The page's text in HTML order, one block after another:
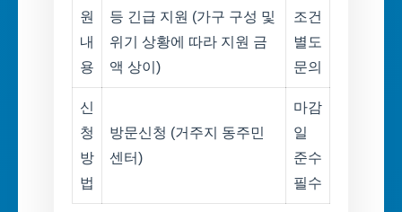
원
내
용
등 긴급 지원 (가구 구성 및
위기 상황에 따라 지원 금
액 상이)
조건
별도
문의
신
청
방
법
방문신청 (거주지 동주민
센터)
마감
일
준수
필수